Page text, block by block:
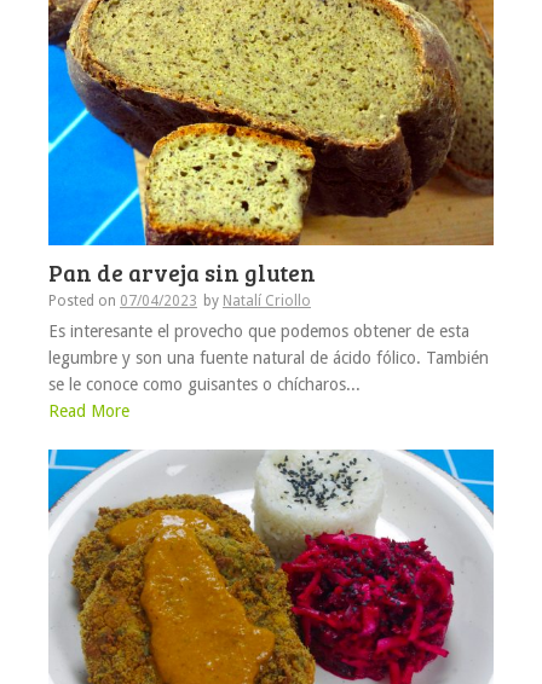
Pan de arveja sin gluten
Posted on 07/04/2023 by Natalí Criollo
Es interesante el provecho que podemos obtener de esta
legumbre y son una fuente natural de ácido fólico. También
se le conoce como guisantes o chícharos...
Read More